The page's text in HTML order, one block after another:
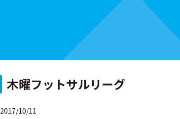
木曜フットサルリーグ
2017/10/11